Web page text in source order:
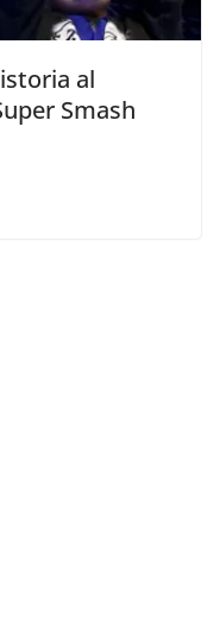
al
Smash